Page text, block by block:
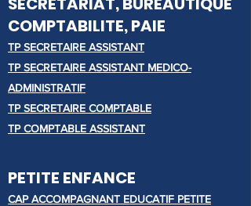
COMPTABILITE, PAIE
TP SECRETAIRE ASSISTANT
TP SECRETAIRE ASSISTANT MEDICO-
ADMINISTRATIF
TP SECRETAIRE COMPTABLE
TP COMPTABLE ASSISTANT
PETITE ENFANCE
CAP ACCOMPAGNANT EDUCATIF PETITE